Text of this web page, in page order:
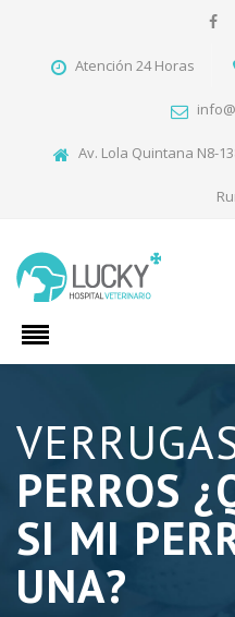
Atención 24 Horas
Av. Lola Quintana N8-
PERROS
SI MI
UNA?